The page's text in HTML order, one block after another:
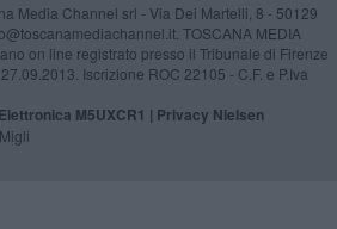
Media Channel srl - Via Dei Martelli, 8 - 50129
TOSCANA MEDIA
on line registrato presso il Tribunale di Firenze
Iscrizione ROC 22105 - C.F. e P.Iva
M5UXCR1 | Privacy Nielsen